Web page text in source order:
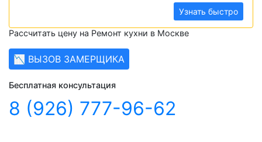
Узнать быстро
Рассчитать цену на Ремонт кухни в Москве
📉 ВЫЗОВ ЗАМЕРЩИКА
Бесплатная консультация
8 (926) 777-96-62